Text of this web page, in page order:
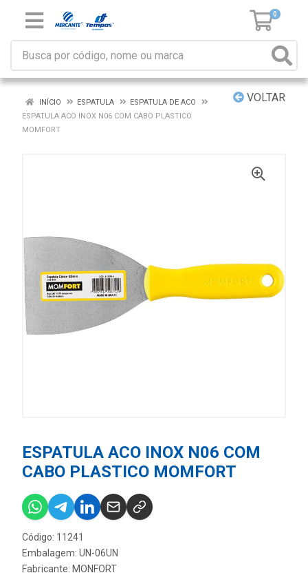
0
VOLTAR
INÍCIO ESPATULA
ESPATULA DE ACO
ESPATULA ACO INOX N06 COM CABO PLASTICO
MOMFORT
ESPATULA ACO INOX N06 COM
CABO PLASTICO MOMFORT
Código: 11241
Embalagem: UN-06UN
Fabricante: MONFORT